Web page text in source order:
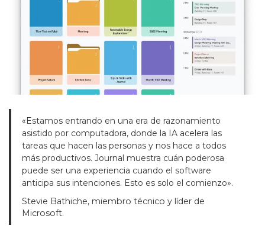
«Estamos entrando en una era de razonamiento
asistido por computadora, donde la IA acelera las
tareas que hacen las personas y nos hace a todos
más productivos. Journal muestra cuán poderosa
puede ser una experiencia cuando el software
anticipa sus intenciones. Esto es solo el comienzo».
Stevie Bathiche, miembro técnico y líder de
Microsoft.